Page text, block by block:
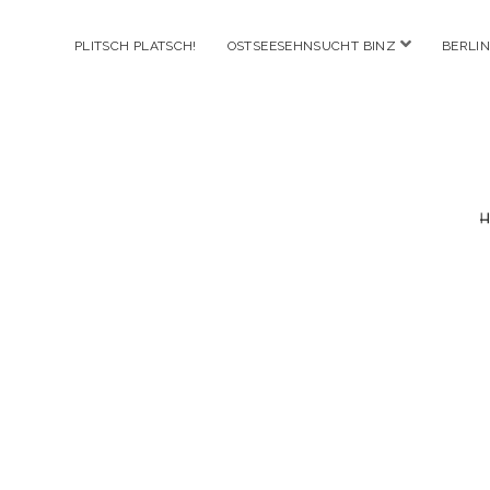
PLITSCH PLATSCH! OSTSEESEHNSUCHT BINZ Menü